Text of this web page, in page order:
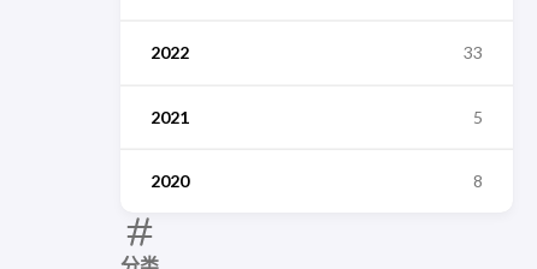
2022 33
2021 5
2020 8